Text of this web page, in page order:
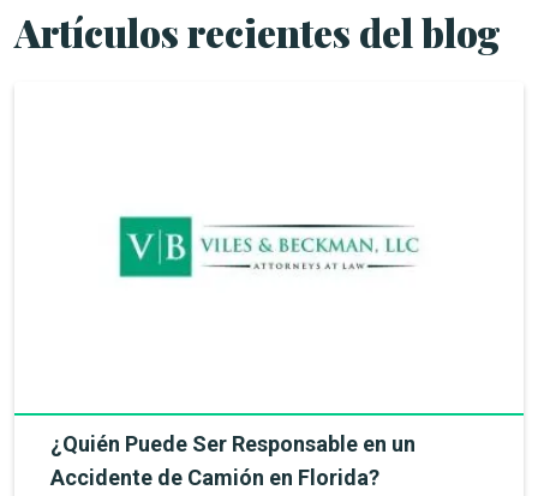
Artículos recientes del blog
¿Quién Puede Ser Responsable en un
Accidente de Camión en Florida?